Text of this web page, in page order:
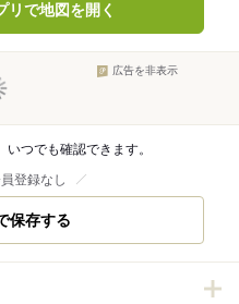
リで地図を開く
広告を非表示
つでも確認できます。
登録なし
保存する